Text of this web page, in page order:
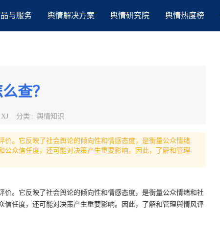
与服务 舆情解决方案 舆情研究院 舆情热度榜
查？
XJ 分类 : 舆情知识
。它反映了社会舆论的倾向性和情感态度，是衡量公众情绪
众信任度，还可能对决策产生重要影响。因此，了解和管理
。它反映了社会舆论的倾向性和情感态度，是衡量公众情绪和社
任度，还可能对决策产生重要影响。因此，了解和管理舆情风评